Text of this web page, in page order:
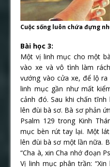
Cuộc sống luôn chứa đựng
Bài học 3:
Một vị linh mục cho một
vào xe và vô tình làm
vướng vào cửa xe, để lộ ra
linh mục gần như mất
cảnh đó. Sau khi chấn
lên đùi bà sơ. Bà sơ phản
Psalm 129 trong Kinh
mục bèn rút tay lại. Một
lên đùi bà sơ một lần nữa.
“Cha à, xin Cha nhớ đoạn
Vị linh mục phân trần: